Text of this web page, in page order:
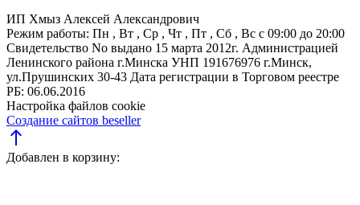
ИП Хмыз Алексей Александрович
Режим работы: Пн , Вт , Ср , Чт , Пт , Сб , Вс c 09:00 до 20:00
Свидетельство No выдано 15 марта 2012г. Администрацией
Ленинского района г.Минска УНП 191676976 г.Минск,
ул.Прушинских 30-43 Дата регистрации в Торговом реестре
РБ: 06.06.2016
Настройка файлов cookie
Создание сайтов beseller
north
Добавлен в корзину: